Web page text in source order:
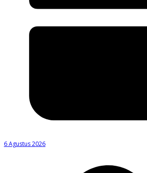
6 Agustus 2026